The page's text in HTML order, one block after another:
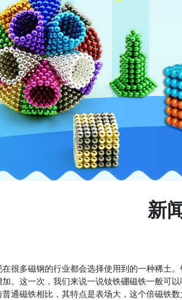
新
很多磁钢的行业都会选择使用到的一种稀土
。这一次，我们来说一说钕铁硼磁铁一般可
通磁铁相比，其特点是表场大，这个倍磁铁